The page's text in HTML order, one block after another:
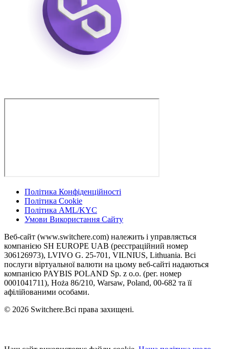
Політика Конфіденційності
Політика Cookie
Політика AML/KYC
Умови Використання Сайту
Веб-сайт (www.switchere.com) належить і управляється
компанією SH EUROPE UAB (реєстраційний номер
306126973), LVIVO G. 25-701, VILNIUS, Lithuania. Всі
послуги віртуальної валюти на цьому веб-сайті надаються
компанією PAYBIS POLAND Sp. z o.o. (рег. номер
0001041711), Hoża 86/210, Warsaw, Poland, 00-682 та її
афілійованими особами.
© 2026 Switchere.Всі права захищені.